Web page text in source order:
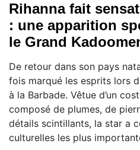
Rihanna fait
: une apparition
le Grand
De retour dans son pays
fois marqué les esprits lors
à la Barbade. Vêtue d’un
composé de plumes, de
détails scintillants, la star a
culturelles les plus